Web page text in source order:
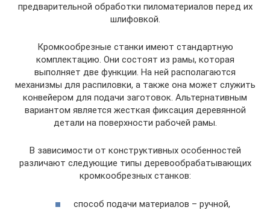
предварительной обработки пиломатериалов перед их
шлифовкой.
Кромкообрезные станки имеют стандартную
комплектацию. Они состоят из рамы, которая
выполняет две функции. На ней располагаются
механизмы для распиловки, а также она может служить
конвейером для подачи заготовок. Альтернативным
вариантом является жесткая фиксация деревянной
детали на поверхности рабочей рамы.
В зависимости от конструктивных особенностей
различают следующие типы деревообрабатывающих
кромкообрезных станков:
способ подачи материалов – ручной,